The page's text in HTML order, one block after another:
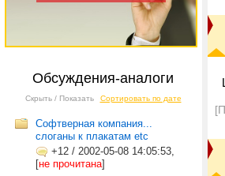
Обсуждения-аналоги
Скрыть / Показать Сортировать по дате
Софтверная компания...
слоганы к плакатам etc
+12 / 2002-05-08 14:05:53,
[не прочитана]